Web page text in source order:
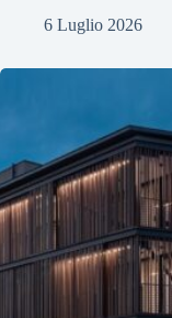
6 Luglio 2026